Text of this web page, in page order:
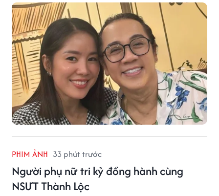
PHIM ẢNH 33 phút trước
Người phụ nữ tri kỷ đồng hành cùng
NSƯT Thành Lộc